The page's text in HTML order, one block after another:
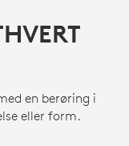
en berøring i
eller form.
en berøring i
eller form.
en berøring i
eller form.